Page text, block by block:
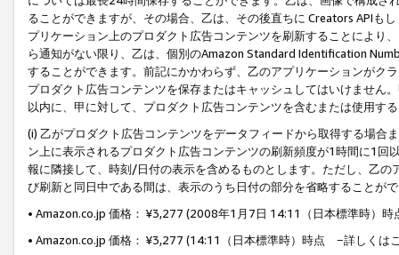
ることができますが、その場合、乙は、その後直ちに Creators APIも
プリケーション上のプロダクト広告コンテンツを刷新することにより
ら通知がない限り、乙は、個別のAmazon Standard Identification
することができます。前記にかかわらず、乙のアプリケーションがク
プロダクト広告コンテンツを保存またはキャッシュしてはいけません
以内に、甲に対して、プロダクト広告コンテンツを含むまたは使用す
(i) 乙がプロダクト広告コンテンツをデータフィードから取得する場合
ン上に表示されるプロダクト広告コンテンツの刷新頻度が1時間に1
報に隣接して、時刻/日付の表示を含めるものとします。ただし、乙
び刷新と同日中である間は、表示のうち日付の部分を省略することが
• Amazon.co.jp 価格： ¥3,277 (2008年1月7日 14:11（日本標準時）
• Amazon.co.jp 価格： ¥3,277 (14:11（日本標準時）時点 −詳しくは